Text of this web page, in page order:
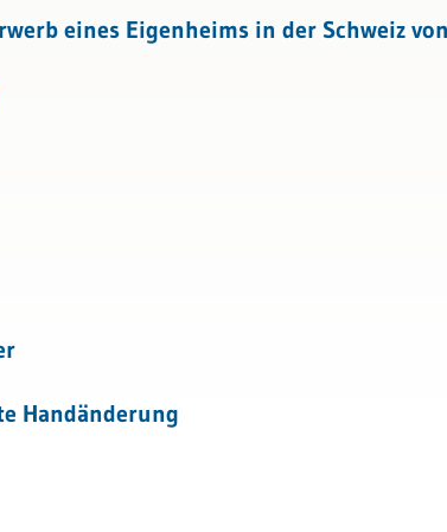
und interkantonales Steuerrecht
eines Eigenheims in der Schweiz
Handänderung